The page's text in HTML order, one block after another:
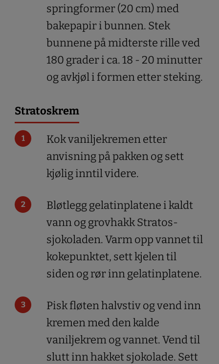
springformer (20 cm) med
bakepapir i bunnen. Stek
bunnene på midterste rille ved
180 grader i ca. 18 - 20 minutter
og avkjøl i formen etter steking.
Stratoskrem
Kok vaniljekremen etter
anvisning på pakken og sett
kjølig inntil videre.
Bløtlegg gelatinplatene i kaldt
vann og grovhakk Stratos-
sjokoladen. Varm opp vannet til
kokepunktet, sett kjelen til
siden og rør inn gelatinplatene.
Pisk fløten halvstiv og vend inn
kremen med den kalde
vaniljekrem og vannet. Vend til
slutt inn hakket sjokolade. Sett